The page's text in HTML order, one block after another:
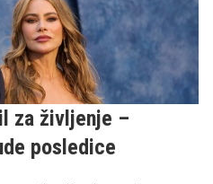
za življenje –
posledice